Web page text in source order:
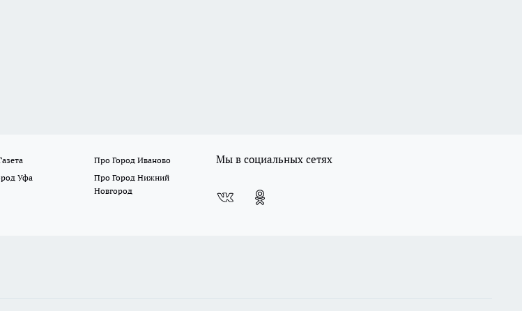
Про Город Иваново
Уфа
Про Город Нижний
Новгород
Мы в социальных сетях